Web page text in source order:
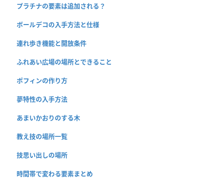
プラチナの要素は追加される？
ボールデコの入手方法と仕様
連れ歩き機能と開放条件
ふれあい広場の場所とできること
ポフィンの作り方
夢特性の入手方法
あまいかおりのする木
教え技の場所一覧
技思い出しの場所
時間帯で変わる要素まとめ